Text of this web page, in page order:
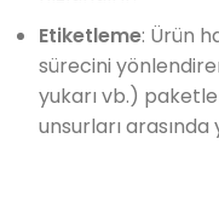
Etiketleme: Ürün
sürecini
yukarı vb.)
unsurları arasında